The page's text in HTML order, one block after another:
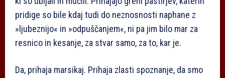
pridige so bile kdaj tudi do neznosnosti naphane z
»ljubeznijo« in »odpuščanjem«, ni pa jim bilo mar za
resnico in kesanje, za stvar samo, za to, kar je.
Da, prihaja marsikaj. Prihaja zlasti spoznanje, da smo